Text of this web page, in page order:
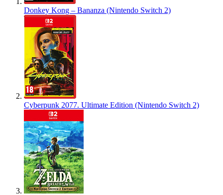
Donkey Kong – Bananza (Nintendo Switch 2)
Cyberpunk 2077. Ultimate Edition (Nintendo Switch 2)